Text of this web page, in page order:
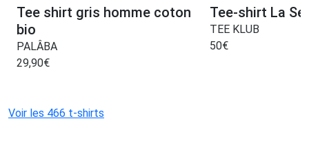
Tee shirt gris homme coton
bio
PALÂBA
29,90€
Tee-shirt La
TEE KLUB
50€
Voir les 466 t-shirts